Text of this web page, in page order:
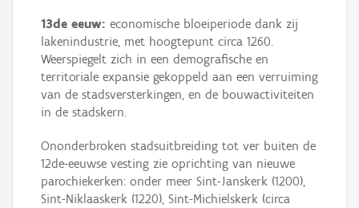
13de eeuw: economische bloeiperiode dank zij
lakenindustrie, met hoogtepunt circa 1260.
Weerspiegelt zich in een demografische en
territoriale expansie gekoppeld aan een verruiming
van de stadsversterkingen, en de bouwactiviteiten
in de stadskern.
Ononderbroken stadsuitbreiding tot ver buiten de
12de-eeuwse vesting zie oprichting van nieuwe
parochiekerken: onder meer Sint-Janskerk (1200),
Sint-Niklaaskerk (1220), Sint-Michielskerk (circa